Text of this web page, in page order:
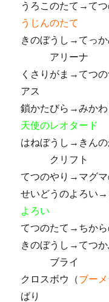
うろこのたて→て
うじんのたて
きのぼうし→てっ
アリーナ
くさりがま→てつ
アス
鎖かたびら→みか
天使のレオタード
はねぼうし→きんの
クリフト
てつのやり→マグ
せいどうのよろい
よろい
てつのたて→ちか
きのぼうし→てつ
ブライ
クロスボウ（ブー
ばり